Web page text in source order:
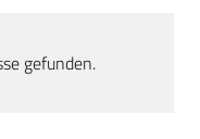
gefunden.